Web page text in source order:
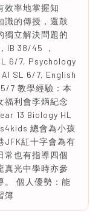
效率地掌握知
識的傳授，還鼓
獨立解決問題的
IB 38/45 ，
6/7, Psychology
SL 6/7, English
7 教學經驗：本
福利會李焫紀念
13 Biology HL
總會為小孩
JFK紅十字會為有
常也有指導四個
真光中學時亦參
。 個人優勢：能
簿